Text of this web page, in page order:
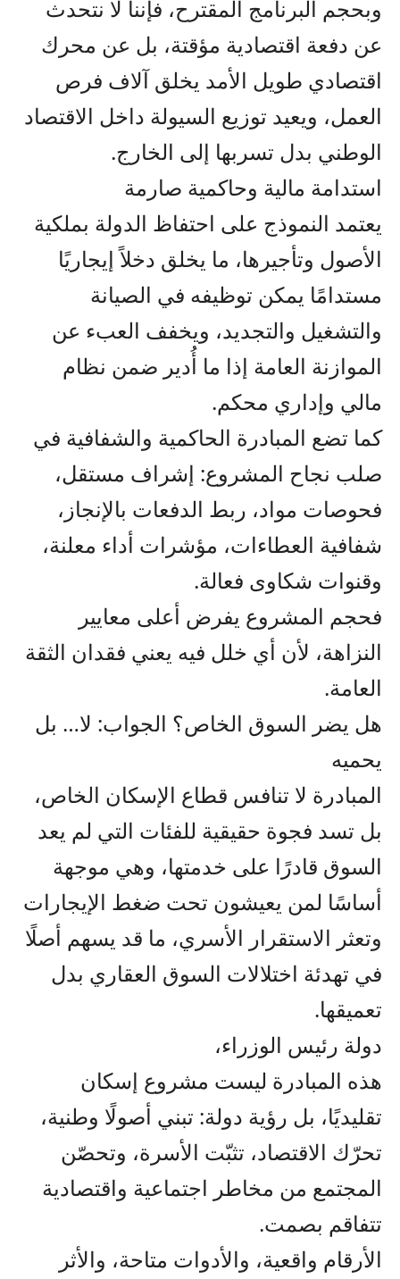
وبحجم البرنامج المقترح، فإننا لا نتحدث
عن دفعة اقتصادية مؤقتة، بل عن محرك
اقتصادي طويل الأمد يخلق آلاف فرص
العمل، ويعيد توزيع السيولة داخل الاقتصاد
الوطني بدل تسربها إلى الخارج.
استدامة مالية وحاكمية صارمة
يعتمد النموذج على احتفاظ الدولة بملكية
الأصول وتأجيرها، ما يخلق دخلاً إيجاريًا
مستدامًا يمكن توظيفه في الصيانة
والتشغيل والتجديد، ويخفف العبء عن
الموازنة العامة إذا ما أُدير ضمن نظام
مالي وإداري محكم.
كما تضع المبادرة الحاكمية والشفافية في
صلب نجاح المشروع: إشراف مستقل،
فحوصات مواد، ربط الدفعات بالإنجاز،
شفافية العطاءات، مؤشرات أداء معلنة،
وقنوات شكاوى فعالة.
فحجم المشروع يفرض أعلى معايير
النزاهة، لأن أي خلل فيه يعني فقدان الثقة
العامة.
هل يضر السوق الخاص؟ الجواب: لا… بل
يحميه
المبادرة لا تنافس قطاع الإسكان الخاص،
بل تسد فجوة حقيقية للفئات التي لم يعد
السوق قادرًا على خدمتها، وهي موجهة
أساسًا لمن يعيشون تحت ضغط الإيجارات
وتعثر الاستقرار الأسري، ما قد يسهم أصلًا
في تهدئة اختلالات السوق العقاري بدل
تعميقها.
دولة رئيس الوزراء،
هذه المبادرة ليست مشروع إسكان
تقليديًا، بل رؤية دولة: تبني أصولًا وطنية،
تحرّك الاقتصاد، تثبّت الأسرة، وتحصّن
المجتمع من مخاطر اجتماعية واقتصادية
تتفاقم بصمت.
الأرقام واقعية، والأدوات متاحة، والأثر